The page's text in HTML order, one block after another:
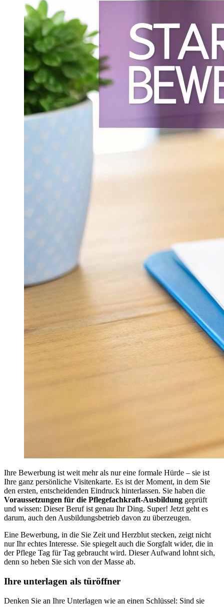
Ihre Bewerbung ist weit mehr als nur eine formale Hürde – sie ist
Ihre ganz persönliche Visitenkarte. Es ist der Moment, in dem Sie
den ersten, entscheidenden Eindruck hinterlassen. Sie haben die
Voraussetzungen für die Pflegefachkraft-Ausbildung geprüft
und wissen: Dieser Beruf ist genau Ihr Ding. Super! Jetzt geht es
darum, auch den Ausbildungsbetrieb davon zu überzeugen.
Eine Bewerbung, in die Sie Zeit und Herzblut stecken, zeigt nicht
nur Ihr echtes Interesse. Sie spiegelt auch die Sorgfalt wider, die in
der Pflege Tag für Tag gebraucht wird. Dieser Aufwand lohnt sich,
denn so heben Sie sich von der Masse ab.
Ihre unterlagen als türöffner
Denken Sie an Ihre Unterlagen wie an einen Schlüssel: Sind sie